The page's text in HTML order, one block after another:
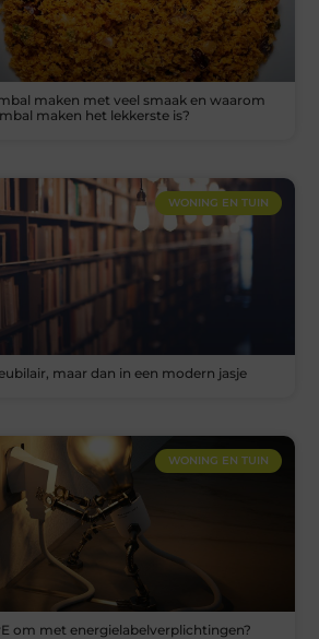
maken met veel smaak en waarom
maken het lekkerste is?
WONING EN TUIN
maar dan in een modern jasje
WONING EN TUIN
om met energielabelverplichtingen?